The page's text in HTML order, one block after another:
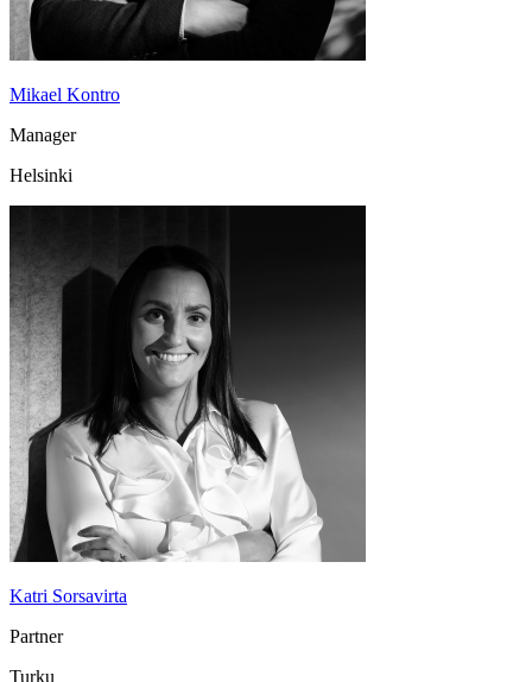
Mikael Kontro
Manager
Helsinki
Katri Sorsavirta
Partner
Turku